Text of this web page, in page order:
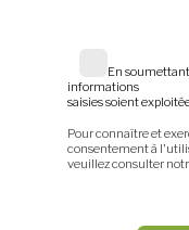
En
informations
saisies soient
Pour connaître et
consentement à
veuillez consulter